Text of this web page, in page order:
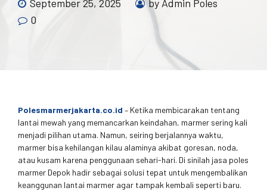
September 25, 2025
by Admin Poles
0
Polesmarmerjakarta.co.id – Ketika membicarakan tentang
lantai mewah yang memancarkan keindahan, marmer sering kali
menjadi pilihan utama. Namun, seiring berjalannya waktu,
marmer bisa kehilangan kilau alaminya akibat goresan, noda,
atau kusam karena penggunaan sehari-hari. Di sinilah jasa poles
marmer Depok hadir sebagai solusi tepat untuk mengembalikan
keanggunan lantai marmer agar tampak kembali seperti baru.